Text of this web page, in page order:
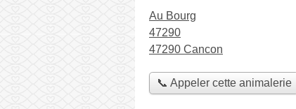
Au Bourg
47290
47290 Cancon
📞 Appeler cette animalerie